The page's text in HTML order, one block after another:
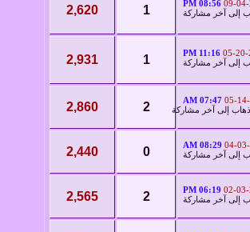
09-
08:56 PM
1
2,620
05-20-
11:16 PM
1
2,931
05-
07:47 AM
2
2,860
04-
08:29 AM
0
2,440
02-
06:19 PM
2
2,565